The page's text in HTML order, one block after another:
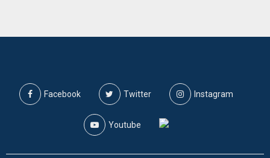
Facebook Twitter Instagram
Youtube